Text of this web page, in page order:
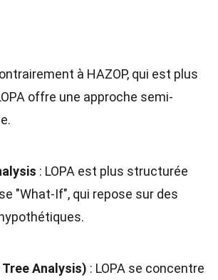
à HAZOP, qui est plus
offre une approche semi-
: LOPA est plus structurée
"What-If", qui repose sur des
Analysis) : LOPA se concentre